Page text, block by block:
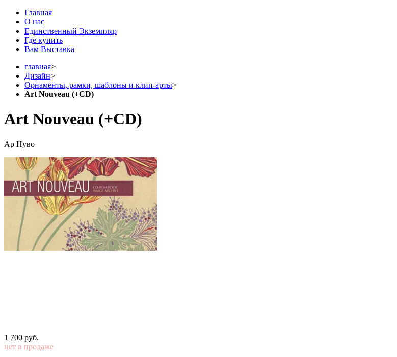
Главная
О нас
Единственный Экземпляр
Где купить
Вам Выставка
главная>
Дизайн>
Орнаменты, рамки, шаблоны и клип-арты>
Art Nouveau (+CD)
Art Nouveau (+CD)
Ар Нуво
1 700 pуб.
нет в продаже